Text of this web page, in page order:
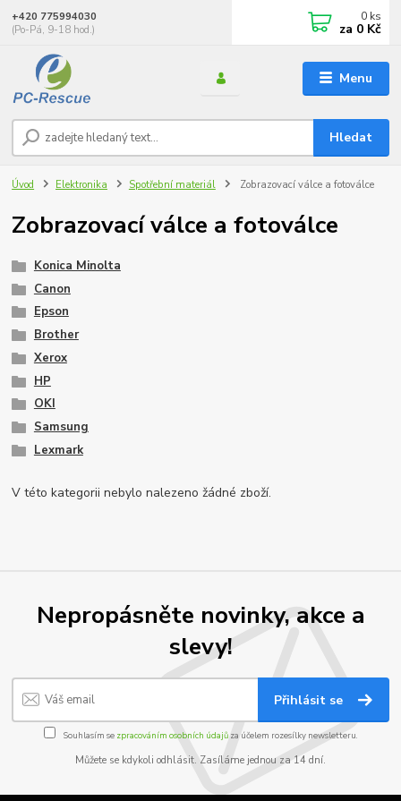
Menu
Hledat
+420 775994030
(Po-Pá, 9-18 hod.)
0 ks
za 0 Kč
Úvod Elektronika Spotřební materiál Zobrazovací válce a fotoválce
Zobrazovací válce a fotoválce
Konica Minolta
Canon
Epson
Brother
Xerox
HP
OKI
Samsung
Lexmark
V této kategorii nebylo nalezeno žádné zboží.
Nepropásněte novinky, akce a
slevy!
Přihlásit se
Souhlasím se zpracováním osobních údajůza účelem rozesílky newsletteru.
Můžete se kdykoli odhlásit. Zasíláme jednou za 14 dní.